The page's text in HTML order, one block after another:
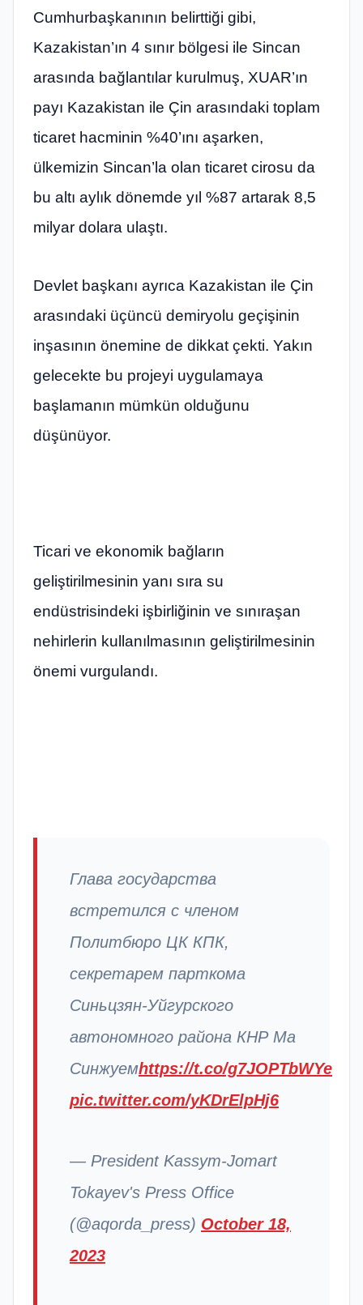
Cumhurbaşkanının belirttiği gibi,
Kazakistan’ın 4 sınır bölgesi ile Sincan
arasında bağlantılar kurulmuş, XUAR’ın
payı Kazakistan ile Çin arasındaki toplam
ticaret hacminin %40’ını aşarken,
ülkemizin Sincan’la olan ticaret cirosu da
bu altı aylık dönemde yıl %87 artarak 8,5
milyar dolara ulaştı.
Devlet başkanı ayrıca Kazakistan ile Çin
arasındaki üçüncü demiryolu geçişinin
inşasının önemine de dikkat çekti. Yakın
gelecekte bu projeyi uygulamaya
başlamanın mümkün olduğunu
düşünüyor.
Ticari ve ekonomik bağların
geliştirilmesinin yanı sıra su
endüstrisindeki işbirliğinin ve sınıraşan
nehirlerin kullanılmasının geliştirilmesinin
önemi vurgulandı.
Глава государства
встретился с членом
Политбюро ЦК КПК,
секретарем парткома
Синьцзян-Уйгурского
автономного района КНР Ма
Синжуемhttps://t.co/g7JOPTbWYe
pic.twitter.com/yKDrElpHj6
— President Kassym-Jomart
Tokayev's Press Office
(@aqorda_press) October 18,
2023